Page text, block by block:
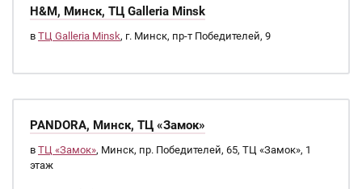
H&M, Минск, ТЦ Galleria Minsk
в ТЦ Galleria Minsk, г. Минск, пр-т Победителей, 9
PANDORA, Минск, ТЦ «Замок»
в ТЦ «Замок», Минск, пр. Победителей, 65, ТЦ «Замок», 1
этаж